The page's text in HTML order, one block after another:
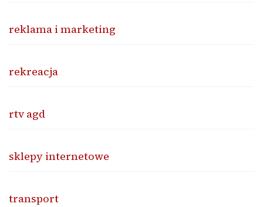
reklama i marketing
rekreacja
rtv agd
sklepy internetowe
transport